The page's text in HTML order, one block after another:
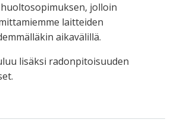
jolloin
laitteiden
aikavälillä.
lisäksi radonpitoisuuden